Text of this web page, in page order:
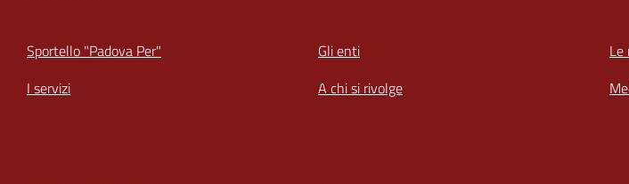
Sportello "Padova Per"
I servizi
Gli enti
A chi si rivolge